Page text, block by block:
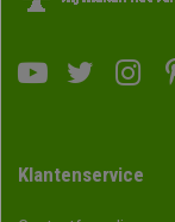
Klantenservice